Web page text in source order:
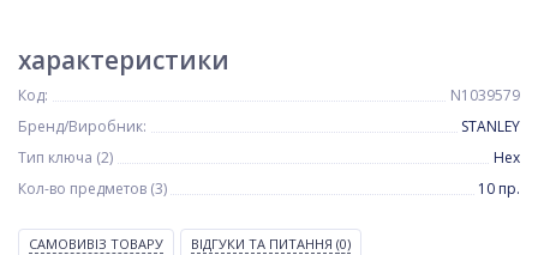
характеристики
Код:
N1039579
Бренд/Виробник:
STANLEY
Тип ключа (2)
Hex
Кол-во предметов (3)
10 пр.
САМОВИВІЗ ТОВАРУ ВІДГУКИ ТА ПИТАННЯ (0)